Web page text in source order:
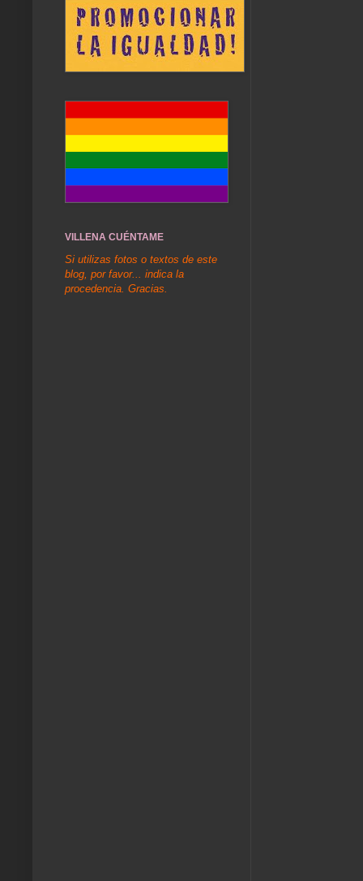
VILLENA CUÉNTAME
Si utilizas fotos o textos de este
blog, por favor... indica la
procedencia. Gracias.